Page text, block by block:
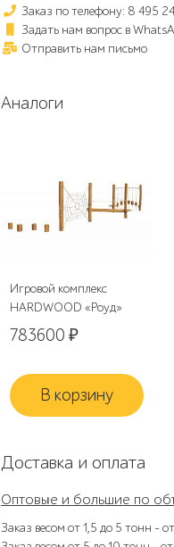
Заказ по телефону: 8 495
Задать нам вопрос в
Отправить нам письмо
Аналоги
Игровой комплекс
HARDWOOD «Роуд»
783600 ₽
В корзину
Доставка и оплата
Оптовые и большие по
Заказ весом от 1,5 до 5 тонн –